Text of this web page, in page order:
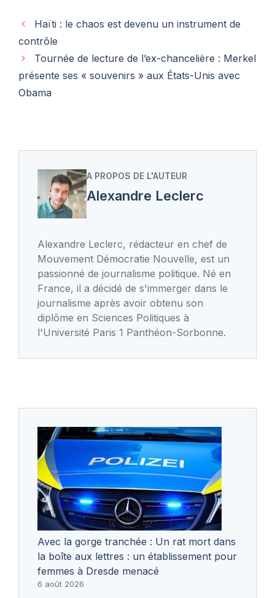
Haïti : le chaos est devenu un instrument de
contrôle
Tournée de lecture de l’ex-chancelière : Merkel
présente ses « souvenirs » aux États-Unis avec
Obama
A PROPOS DE L'AUTEUR
Alexandre Leclerc
Alexandre Leclerc, rédacteur en chef de
Mouvement Démocratie Nouvelle, est un
passionné de journalisme politique. Né en
France, il a décidé de s'immerger dans le
journalisme après avoir obtenu son
diplôme en Sciences Politiques à
l'Université Paris 1 Panthéon-Sorbonne.
Avec la gorge tranchée : Un rat mort dans
la boîte aux lettres : un établissement pour
femmes à Dresde menacé
6 août 2026